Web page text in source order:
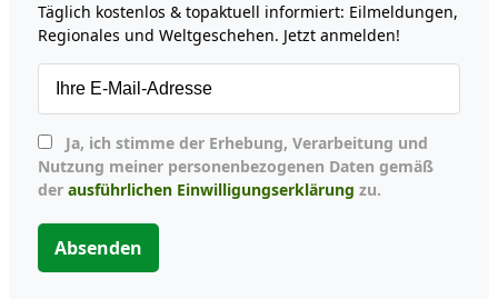
Täglich kostenlos & topaktuell informiert: Eilmeldungen,
Regionales und Weltgeschehen. Jetzt anmelden!
Nutzung meiner personenbezogenen Daten gemäß
der ausführlichen Einwilligungserklärung zu.
Absenden